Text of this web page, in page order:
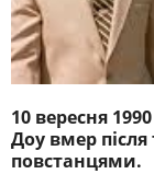
10 вересня
Доу вмер
повстанцями.